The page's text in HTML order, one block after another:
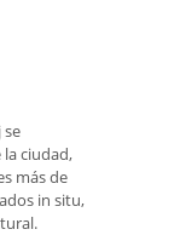
se
ciudad,
más de
in situ,